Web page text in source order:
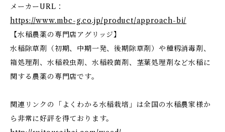
メーカーURL：
https://www.mbc-g.co.jp/product/approach-bi/
【水稲農薬の専門店アグリッジ】
水稲除草剤（初期、中期一発、後期除草剤）や種籾消毒剤、
箱処理剤、水稲殺虫剤、水稲殺菌剤、茎葉処理剤など水稲に
関する農薬の専門店です。
関連リンクの「よくわかる水稲栽培」は全国の水稲農家様か
ら非常に好評を得ております。